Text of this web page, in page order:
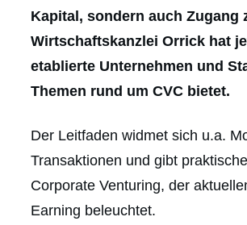
Kapital, sondern auch Zugang
Wirtschaftskanzlei Orrick hat
etablierte Unternehmen und
Themen rund um CVC bietet.
Der Leitfaden widmet sich u.a.
Transaktionen und gibt
Corporate Venturing, der
Earning beleuchtet.